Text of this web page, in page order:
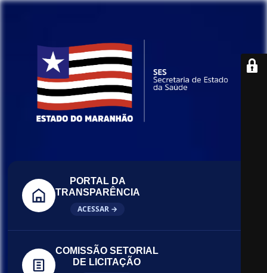
PORTAL DA
TRANSPARÊNCIA
ACESSAR →
COMISSÃO SETORIAL
DE LICITAÇÃO